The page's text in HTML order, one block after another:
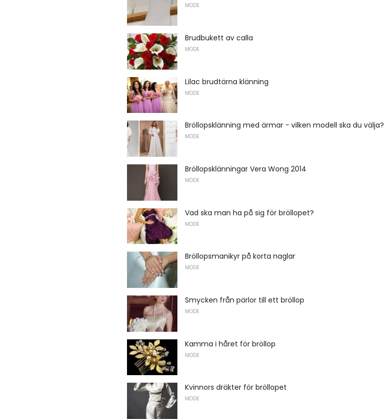
MODE
Brudbukett av calla
MODE
Lilac brudtärna klänning
MODE
Bröllopsklänning med ärmar - vilken modell ska du välja?
MODE
Bröllopsklänningar Vera Wong 2014
MODE
Vad ska man ha på sig för bröllopet?
MODE
Bröllopsmanikyr på korta naglar
MODE
Smycken från pärlor till ett bröllop
MODE
Kamma i håret för bröllop
MODE
Kvinnors dräkter för bröllopet
MODE